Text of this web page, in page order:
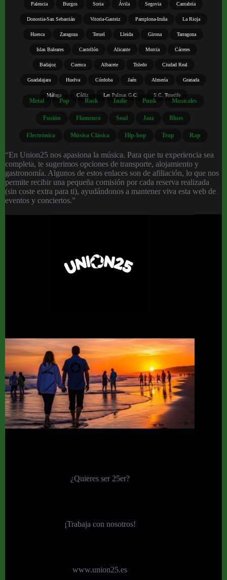
Palencia Burgos Soria Ávila Segovia Cantabria
Donostia-San Sebastián Vitoria-Gasteiz Pamplona-Iruña La Rioja
Huesca Zaragoza Teruel Lleida Girona Tarragona
Islas Baleares Castellón Alicante Murcia Cáceres
Badajoz Cuenca Albacete Toledo Ciudad Real
Guadalajara Huelva Córdoba Jaén Almería Granada
Málaga Cádiz Las Palmas G.C. S.C. Tenerife
Metal Pop Rock Indie Punk Musicales
Fusión Flamenco Soul Jazz Blues
Electrónica Música Clásica Hip-hop Trap Rap
“En Union25 nos apasiona la música. Para que tu experiencia sea
completa, te sugerimos opciones de transporte, alojamiento y
gastronomía. Algunos de estos enlaces son de afiliación, lo que nos
permite recibir una pequeña comisión por cada reserva realizada
(sin coste extra para ti), ayudándonos a mantener viva esta web de
eventos y conciertos.”
¿Quieres ser 25er?
¡Trabaja con nosotros!
www.union25.es